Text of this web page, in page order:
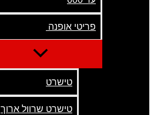
פריטי אופנה
טישרט
טישרט שרוול ארוך